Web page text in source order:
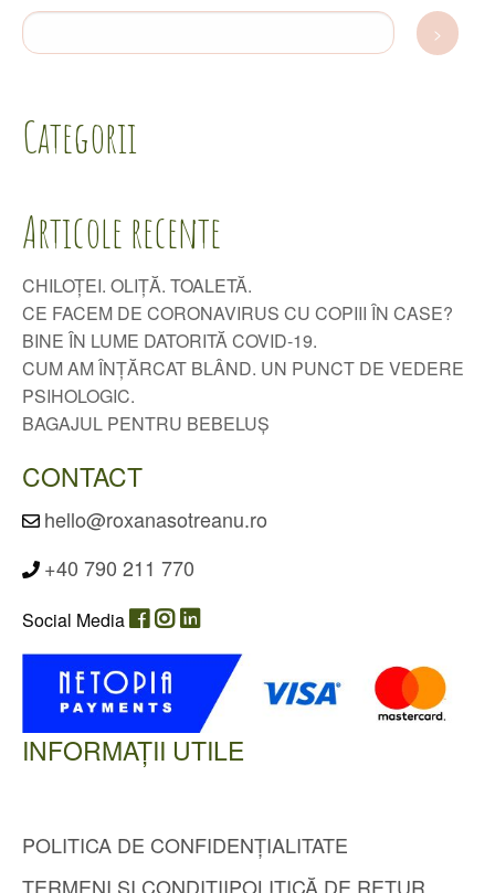
Categorii
Articole recente
CHILOȚEI. OLIȚĂ. TOALETĂ.
CE FACEM DE CORONAVIRUS CU COPIII ÎN CASE?
BINE ÎN LUME DATORITĂ COVID-19.
CUM AM ÎNȚĂRCAT BLÂND. UN PUNCT DE VEDERE
PSIHOLOGIC.
BAGAJUL PENTRU BEBELUȘ
CONTACT
hello@roxanasotreanu.ro
+40 790 211 770
Social Media
INFORMAȚII UTILE
POLITICA DE CONFIDENȚIALITATE
TERMENI ȘI CONDIȚIIPOLITICĂ DE RETUR